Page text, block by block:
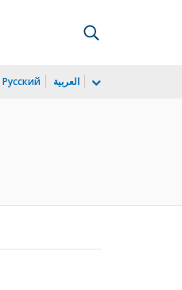
Русский العربية